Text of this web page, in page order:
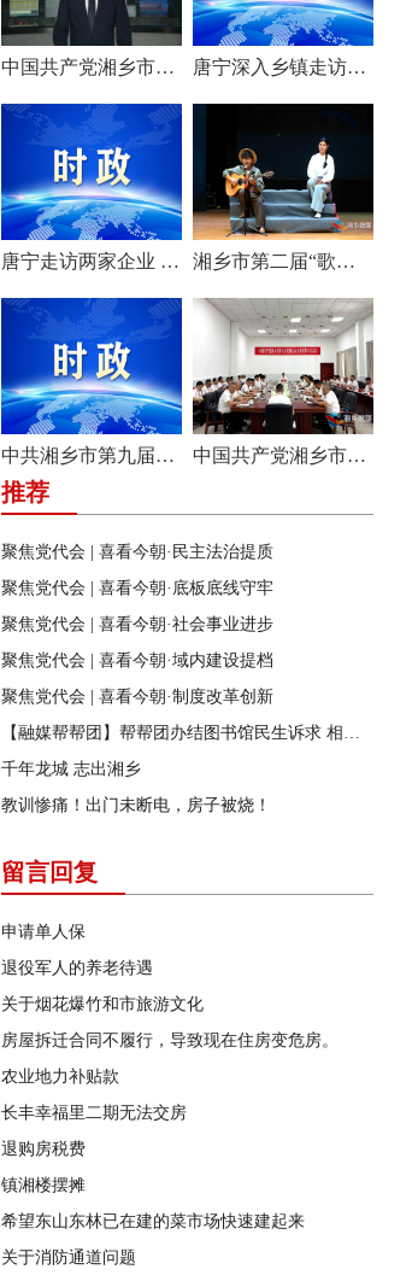
中国共产党湘乡市第九次代表大会胜利闭幕 唐宁深入乡镇走访调研
唐宁走访两家企业 问需问计促发展 湘乡市第二届“歌声飞扬·乐享湘乡”歌唱比赛圆满收官
中共湘乡市第九届纪律检查委员会举行第一次全体会议 中国共产党湘乡市第九次代表大会主席团举行第六次会议
推荐
聚焦党代会 | 喜看今朝·民主法治提质
聚焦党代会 | 喜看今朝·底板底线守牢
聚焦党代会 | 喜看今朝·社会事业进步
聚焦党代会 | 喜看今朝·域内建设提档
聚焦党代会 | 喜看今朝·制度改革创新
【融媒帮帮团】帮帮团办结图书馆民生诉求 相关部门迅速行动 改善市民阅读环境
千年龙城 志出湘乡
教训惨痛！出门未断电，房子被烧！
留言回复
申请单人保
退役军人的养老待遇
关于烟花爆竹和市旅游文化
房屋拆迁合同不履行，导致现在住房变危房。
农业地力补贴款
长丰幸福里二期无法交房
退购房税费
镇湘楼摆摊
希望东山东林已在建的菜市场快速建起来
关于消防通道问题